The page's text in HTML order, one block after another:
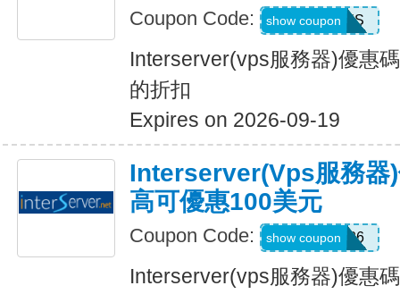
Coupon Code: SUNSHINES
show coupon
Interserver(vps服務器)優惠
的折扣
Expires on 2026-09-19
Interserver(vps服務器
高可優惠100美元
Coupon Code: INRER2026
show coupon
Interserver(vps服務器)優惠